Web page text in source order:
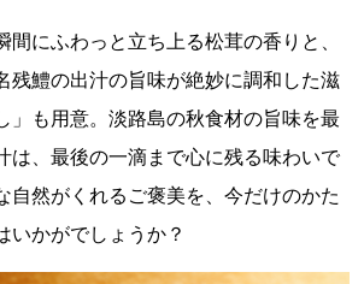
間にふわっと立ち上る松茸の香りと、
残鱧の出汁の旨味が絶妙に調和した滋
」も用意。淡路島の秋食材の旨味を最
は、最後の一滴まで心に残る味わいで
自然がくれるご褒美を、今だけのかた
いかがでしょうか？